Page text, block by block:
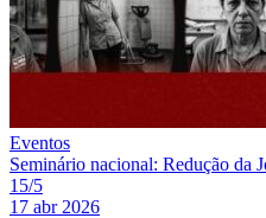
Eventos
Seminário nacional: Redução da
15/5
17 abr 2026